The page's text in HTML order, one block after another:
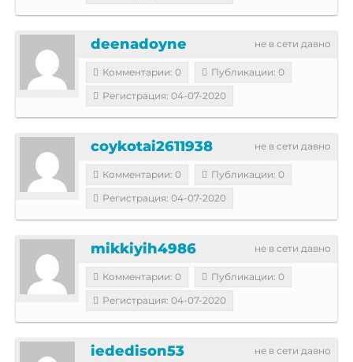
не в сети давно
deenadoyne
Комментарии: 0
Публикации: 0
Регистрация: 04-07-2020
не в сети давно
coykotai2611938
Комментарии: 0
Публикации: 0
Регистрация: 04-07-2020
не в сети давно
mikkiyih4986
Комментарии: 0
Публикации: 0
Регистрация: 04-07-2020
не в сети давно
iededison53